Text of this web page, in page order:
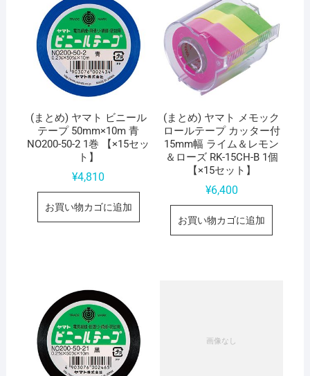
(まとめ) ヤマト ビニール
テープ 50mm×10m 青
NO200-50-2 1巻 【×15セッ
ト】
¥4,810
お買い物カゴに追加
(まとめ) ヤマト メモック
ロールテープ カッター付
15mm幅 ライム＆レモン
＆ローズ RK-15CH-B 1個
【×15セット】
¥6,400
お買い物カゴに追加